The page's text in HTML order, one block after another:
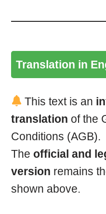
Translation in
This text is an
translation of the
Conditions (AGB).
The official and
version remains
shown above.